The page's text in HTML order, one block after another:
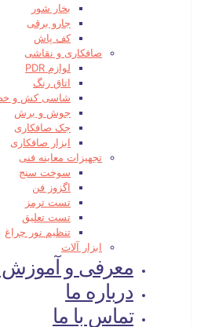
بخار شور
جارو برقی
کف پاش
صافکاری و نقاشی
لوازم PDR
اتاق رنگ
شاسی کش و
جوش و برش
جک صافکاری
ابزار صافکاری
تجهیزات معاینه فنی
سوخت سنج
اگزوز فن
تست ترمز
تست تعلیق
تنظیم نور چراغ
ابزار آلات
معرفی و
درباره ما
تماس با ما